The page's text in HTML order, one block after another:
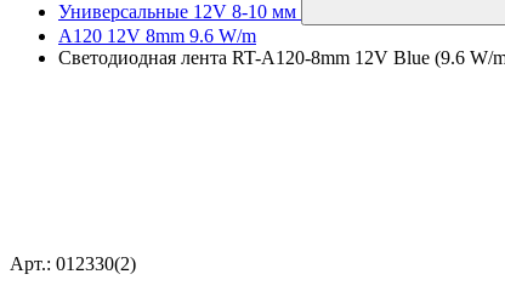
Универсальные 12V 8-10 мм
A120 12V 8mm 9.6 W/m
Светодиодная лента RT-A120-8mm 12V Blue (9.6
Арт.: 012330(2)